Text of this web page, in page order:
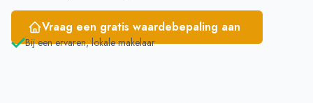
Vraag een gratis waardebepaling aan
Bij een ervaren, lokale makelaar